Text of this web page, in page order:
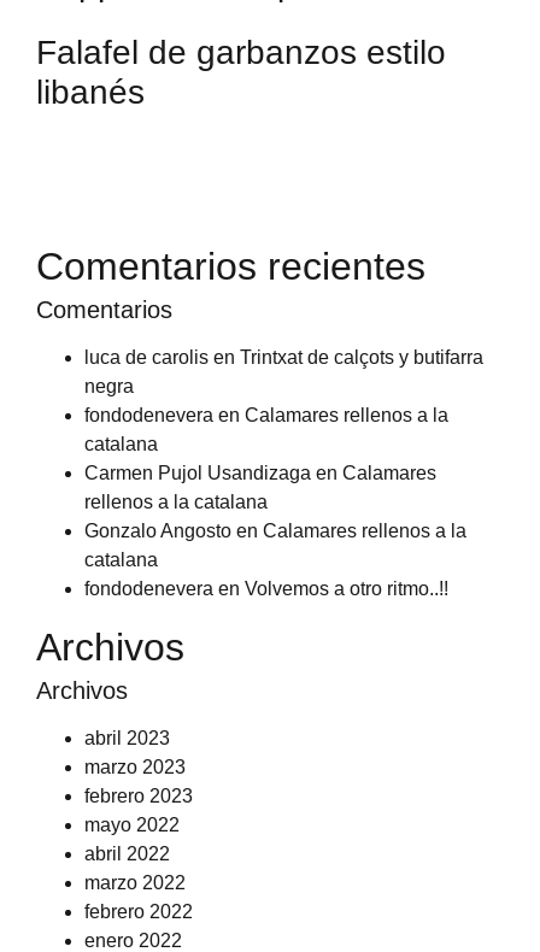
Falafel de garbanzos estilo
libanés
Comentarios recientes
Comentarios
luca de carolis en Trintxat de calçots y butifarra
negra
fondodenevera en Calamares rellenos a la
catalana
Carmen Pujol Usandizaga en Calamares
rellenos a la catalana
Gonzalo Angosto en Calamares rellenos a la
catalana
fondodenevera en Volvemos a otro ritmo..!!
Archivos
Archivos
abril 2023
marzo 2023
febrero 2023
mayo 2022
abril 2022
marzo 2022
febrero 2022
enero 2022